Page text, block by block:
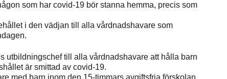
som har covid-19 bör stanna hemma, precis som
i den vädjan till alla vårdnadshavare som
utbildningschef till alla vårdnadshavare att hålla barn
är smittad av covid-19.
med barn inom den 15-timmars avgiftsfria förskolan.